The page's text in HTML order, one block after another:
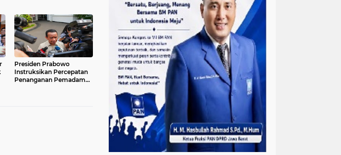
Presiden Prabowo
Instruksikan Percepatan
Penanganan Pemadaman